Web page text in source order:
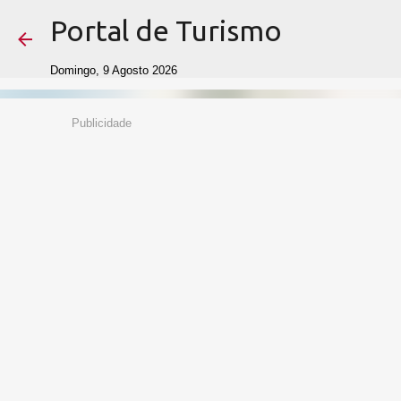
Portal de Turismo
Domingo, 9 Agosto 2026
Publicidade